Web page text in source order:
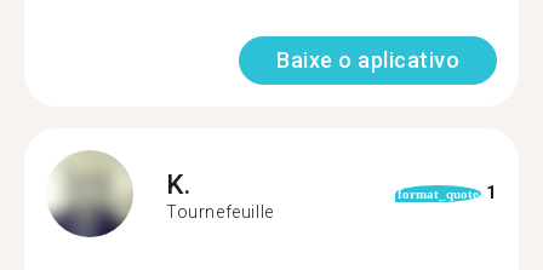
Baixe o aplicativo
K.
Tournefeuille
format_quote 1